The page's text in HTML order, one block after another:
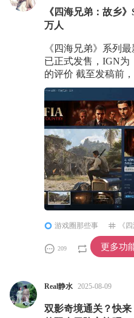
《四海兄弟：故乡
万人
《四海兄弟》系列
已正式发售，IGN为
的评价 截至发稿前
的评价为“特别好评
数27585人，当前在
价的玩家表示，《四
式，更像是一场电影
面较为优秀，剧情
佳，希望官方后续能
游戏圈那些事 《
209 0
Real静水 2025-08-09
双影奇境通关？快
更多功